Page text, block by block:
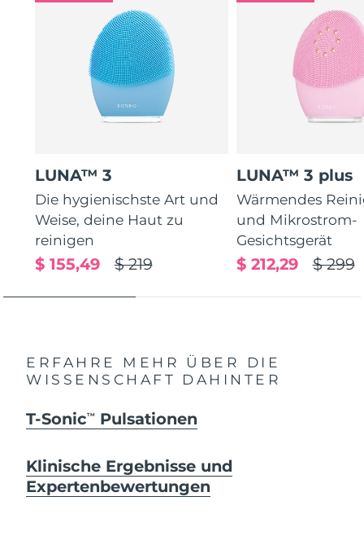
LUNA™ 3
Die hygienischste Art und
Weise, deine Haut zu
reinigen
$ 219
$ 155,49
LUNA™ 3 plus
Wärmendes
und Mikrostrom-
Gesichtsgerät
$ 299
$ 212,29
ERFAHRE MEHR ÜBER DIE
WISSENSCHAFT DAHINTER
T-SonicTM Pulsationen
Klinische Ergebnisse und
Expertenbewertungen